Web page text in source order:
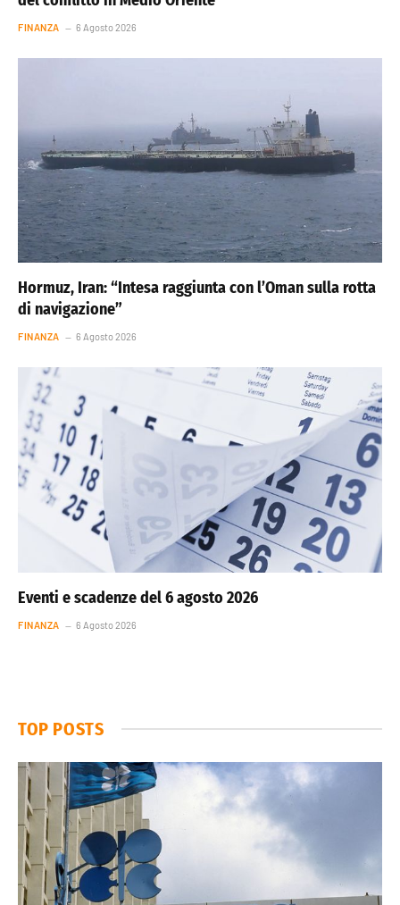
FINANZA 6 Agosto 2026
Hormuz, Iran: “Intesa raggiunta con l’Oman sulla rotta
di navigazione”
FINANZA 6 Agosto 2026
Eventi e scadenze del 6 agosto 2026
FINANZA 6 Agosto 2026
TOP POSTS